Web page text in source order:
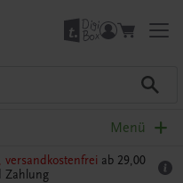
Menü
ab 29,00
Zahlung